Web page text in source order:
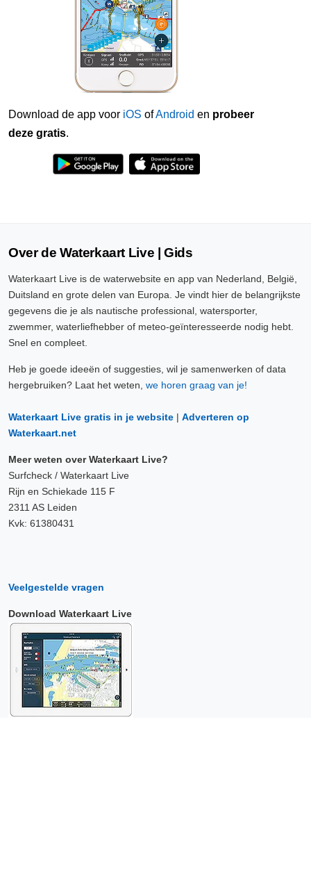
Download de app voor iOS ofAndroid en probeer
deze gratis.
Over de Waterkaart Live | Gids
Waterkaart Live is de waterwebsite en app van Nederland, België,
Duitsland en grote delen van Europa. Je vindt hier de belangrijkste
gegevens die je als nautische professional, watersporter,
zwemmer, waterliefhebber of meteo-geïnteresseerde nodig hebt.
Snel en compleet.
Heb je goede ideeën of suggesties, wil je samenwerken of data
hergebruiken? Laat het weten, we horen graag van je!
Waterkaart Live gratis in je website | Adverteren op
Waterkaart.net
Meer weten over Waterkaart Live?
Surfcheck / Waterkaart Live
Rijn en Schiekade 115 F
2311 AS Leiden
Kvk: 61380431
Veelgestelde vragen
Download Waterkaart Live